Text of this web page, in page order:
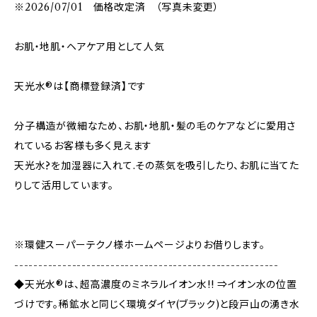
※2026/07/01 価格改定済 （写真未変更）
お肌・地肌・ヘアケア用として人気
天光水®は【商標登録済】です
分子構造が微細なため、お肌・地肌・髪の毛のケアなどに愛用さ
れているお客様も多く見えます
天光水?を加湿器に入れて.その蒸気を吸引したり、お肌に当てた
りして活用しています。
※環健スーパーテクノ様ホームページよりお借りします。
-------------------------------------------------------
◆天光水®は、超高濃度のミネラルイオン水!! ⇒イオン水の位置
づけです。稀鉱水と同じく環境ダイヤ(ブラック)と段戸山の湧き水